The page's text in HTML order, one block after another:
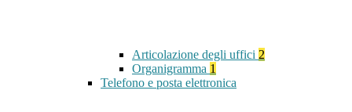
Articolazione degli uffici 2
Organigramma 1
Telefono e posta elettronica